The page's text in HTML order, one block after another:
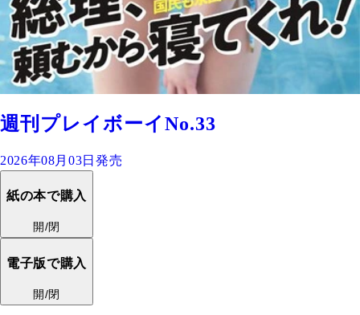
週刊プレイボーイNo.33
2026年08月03日発売
紙の本で購入
開/閉
電子版で購入
開/閉